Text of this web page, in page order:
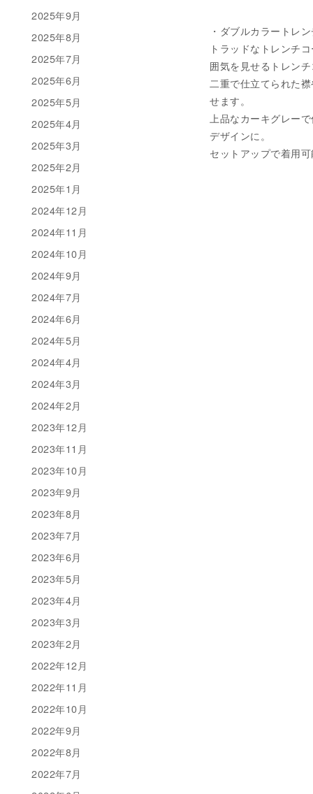
・ダブルカラートレ
トラッドなトレンチ
囲気を見せるトレン
二重で仕立てられた
せます。
上品なカーキグレー
デザインに。
セットアップで着用
2025年9月
2025年8月
2025年7月
2025年6月
2025年5月
2025年4月
2025年3月
2025年2月
2025年1月
2024年12月
2024年11月
2024年10月
2024年9月
2024年7月
2024年6月
2024年5月
2024年4月
2024年3月
2024年2月
2023年12月
2023年11月
2023年10月
2023年9月
2023年8月
2023年7月
2023年6月
2023年5月
2023年4月
2023年3月
2023年2月
2022年12月
2022年11月
2022年10月
2022年9月
2022年8月
2022年7月